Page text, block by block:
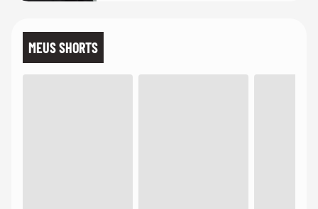
MEUS SHORTS